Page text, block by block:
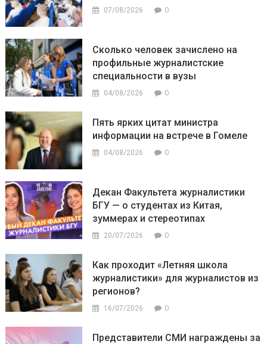
07/08/2026 0
Сколько человек зачислено на
профильные журналистские
специальности в вузы
04/08/2026 0
Пять ярких цитат министра
информации на встрече в Гомеле
04/08/2026 0
Декан Факультета журналистики
БГУ — о студентах из Китая,
зуммерах и стереотипах
20/07/2026 0
Как проходит «Летняя школа
журналистики» для журналистов из
регионов?
16/07/2026 0
Представители СМИ награждены за